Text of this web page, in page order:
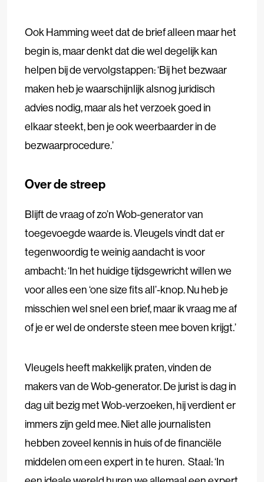
Ook Hamming weet dat de brief alleen maar het
begin is, maar denkt dat die wel degelijk kan
helpen bij de vervolgstappen: ‘Bij het bezwaar
maken heb je waarschijnlijk alsnog juridisch
advies nodig, maar als het verzoek goed in
elkaar steekt, ben je ook weerbaarder in de
bezwaarprocedure.’
Over de streep
Blijft de vraag of zo’n Wob-generator van
toegevoegde waarde is. Vleugels vindt dat er
tegenwoordig te weinig aandacht is voor
ambacht: ‘In het huidige tijdsgewricht willen we
voor alles een ‘one size fits all’-knop. Nu heb je
misschien wel snel een brief, maar ik vraag me af
of je er wel de onderste steen mee boven krijgt.’
Vleugels heeft makkelijk praten, vinden de
makers van de Wob-generator. De jurist is dag in
dag uit bezig met Wob-verzoeken, hij verdient er
immers zijn geld mee. Niet alle journalisten
hebben zoveel kennis in huis of de financiële
middelen om een expert in te huren. Staal: ‘In